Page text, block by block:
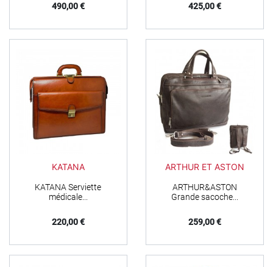
Prix
490,00 € Prix
425,00 €
KATANA
KATANA Serviette
médicale...
Prix
220,00 €
ARTHUR ET ASTON
ARTHUR&ASTON
Grande sacoche...
Prix
259,00 €